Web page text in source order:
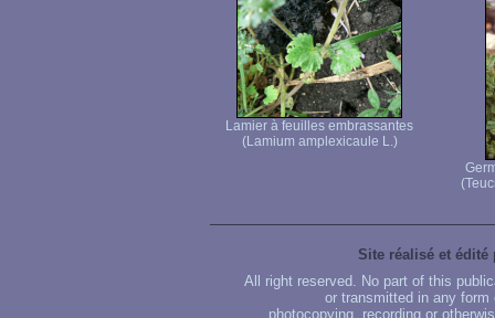
Lamier à feuilles embrassantes
(Lamium amplexicaule L.)
Site réalisé et édité
All right reserved. No part of this
or transmitted in any
photocopying, recording or